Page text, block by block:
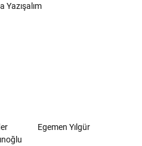
Yazışalım
Egemen Yılgür